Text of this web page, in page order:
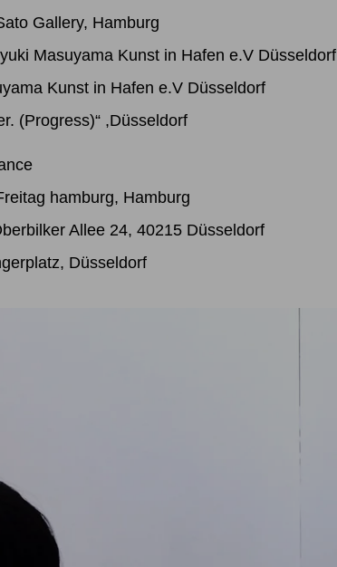
Gallery, Hamburg
Masuyama Kunst in Hafen e.V Düsseldorf
Kunst in Hafen e.V Düsseldorf
(Progress)“ ,Düsseldorf
hamburg, Hamburg
Allee 24, 40215 Düsseldorf
Düsseldorf